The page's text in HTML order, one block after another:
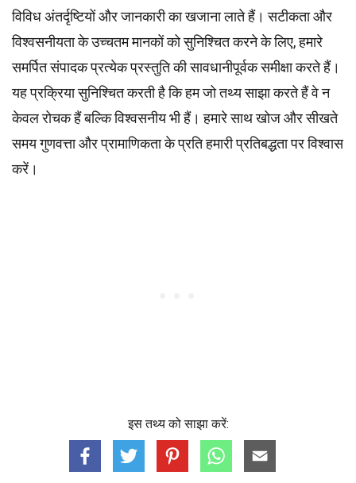
विविध अंतर्दृष्टियों और जानकारी का खजाना लाते हैं। सटीकता और
विश्वसनीयता के उच्चतममानकोंको सुनिश्चित करने के लिए, हमारे
समर्पितसंपादकप्रत्येक प्रस्तुति की सावधानीपूर्वक समीक्षा करते हैं।
यह प्रक्रिया सुनिश्चित करती है कि हम जो तथ्य साझा करते हैं वे न
केवल रोचक हैं बल्कि विश्वसनीय भी हैं। हमारे साथ खोज और सीखते
समय गुणवत्ता और प्रामाणिकता के प्रति हमारी प्रतिबद्धता पर विश्वास
करें।
इस तथ्य को साझा करें: